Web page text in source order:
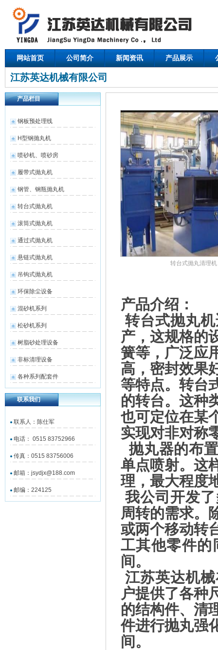
网站首页 公司简介 新闻资讯 产品展示
江苏英达机械有限公司
产品栏目
钢板预处理线
H型钢抛丸机
喷砂机、喷砂房
履带式抛丸机
钢管、钢瓶抛丸机
转台式抛丸机
滚筒式抛丸机
通过式抛丸机
悬链式抛丸机
吊钩式抛丸机
环保除尘设备
混砂机系列
松砂机系列
树脂砂处理设备
非标清理设备
各种系列配套件
联系我们
联系人：陈仕军
电话： 0515 83752966
传真：0515 83756006
邮箱：jsydjx@188.com
邮编：224125
转台式抛丸清理机
产品介绍：
转台式抛丸
产，这规格的
簧等，广泛应
高，密封效果
等特点。转台
的转台。这种
也可定位在某
实现对非对称
抛丸器的布
单点喷射。这
理，最大程度
我公司 开发
周转的需求。
或两个移动转
工其他零件的
间。
江苏英达机械
户提供了各种
的结构件、清
件进行抛丸强
间。